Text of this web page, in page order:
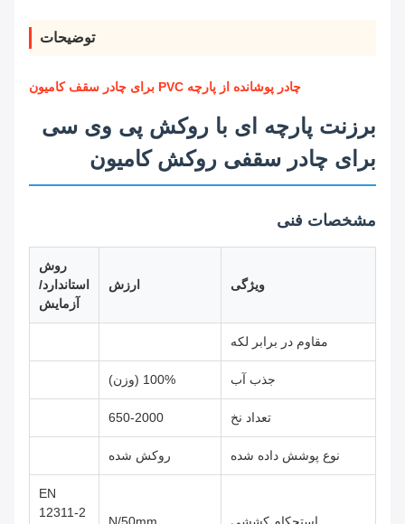
توضیحات
چادر پوشانده از پارچه PVC برای چادر سقف کامیون
برزنت پارچه ای با روکش پی وی سی
برای چادر سقفی روکش کامیون
مشخصات فنی
ویژگی ارزش
روش
استاندارد/
آزمایش
مقاوم در برابر لکه
جذب آب 100% (وزن)
تعداد نخ 650-2000
نوع پوشش داده شده روکش شده
EN
12311-2